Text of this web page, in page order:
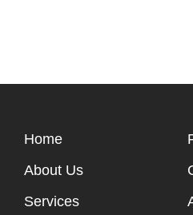
Home
About Us
Services